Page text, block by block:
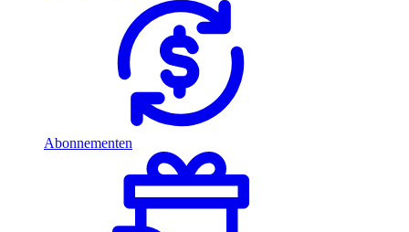
Abonnementen